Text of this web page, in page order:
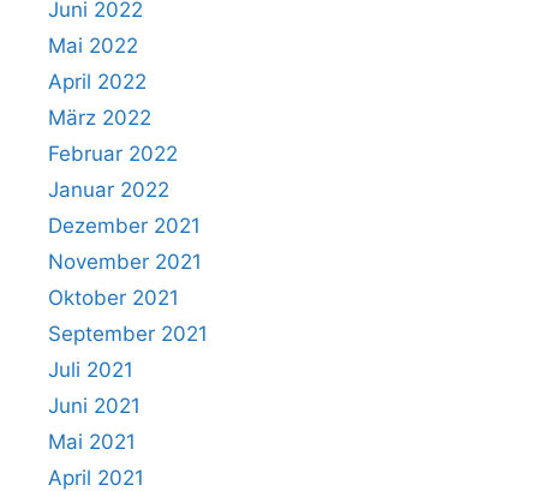
Juni 2022
Mai 2022
April 2022
März 2022
Februar 2022
Januar 2022
Dezember 2021
November 2021
Oktober 2021
September 2021
Juli 2021
Juni 2021
Mai 2021
April 2021